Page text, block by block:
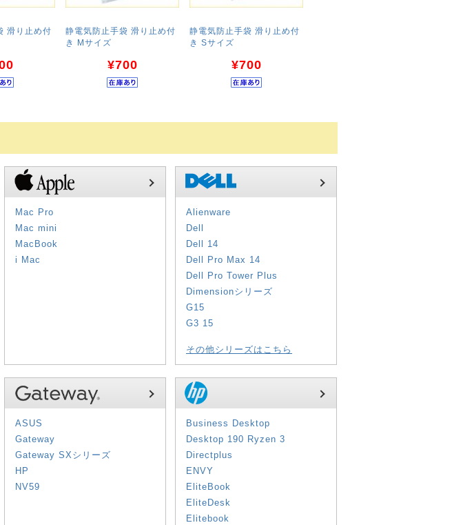
滑り止め付
静電気防止手袋 滑り止め付
き Mサイズ
¥700
静電気防止手袋 滑り止め付
き Sサイズ
¥700
Mac Pro
Mac mini
MacBook
i Mac
Alienware
Dell
Dell 14
Dell Pro Max 14
Dell Pro Tower Plus
Dimensionシリーズ
G15
G3 15
その他シリーズはこちら
ASUS
Gateway
Gateway SXシリーズ
HP
NV59
Business Desktop
Desktop 190 Ryzen 3
Directplus
ENVY
EliteBook
EliteDesk
Elitebook